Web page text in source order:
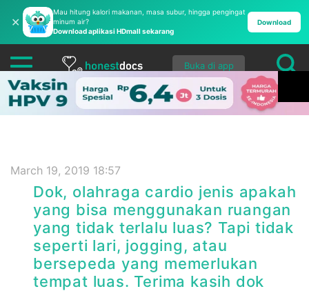
✕
Mau hitung kalori makanan, masa subur, hingga pengingat
minum air?
Download aplikasi HDmall sekarang
Download
Buka di app
March 19, 2019 18:57
Dok, olahraga cardio jenis apakah
yang bisa menggunakan ruangan
yang tidak terlalu luas? Tapi tidak
seperti lari, jogging, atau
bersepeda yang memerlukan
tempat luas. Terima kasih dok